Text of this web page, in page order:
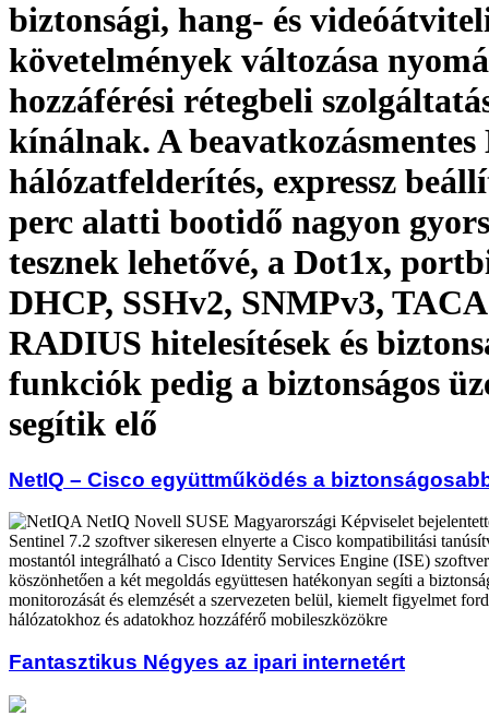
biztonsági, hang- és
követelmények változása
hozzáférési rétegbeli
kínálnak. A beavatkozásmentes
hálózatfelderítés, expressz
perc alatti bootidő nagyon
tesznek lehetővé, a Dot1x,
DHCP, SSHv2, SNMPv3,
RADIUS hitelesítések és
funkciók pedig a biztonságos
segítik elő
NetIQ – Cisco együttműködés a
A NetIQ Novell SUSE Magyarországi Képviselet
Sentinel 7.2 szoftver sikeresen elnyerte a Cisco kompatibilitási
mostantól integrálható a Cisco Identity Services Engine (ISE)
köszönhetően a két megoldás együttesen hatékonyan segíti a
monitorozását és elemzését a szervezeten belül, kiemelt figyelmet
hálózatokhoz és adatokhoz hozzáférő mobileszközökre
Fantasztikus Négyes az ipari internetért